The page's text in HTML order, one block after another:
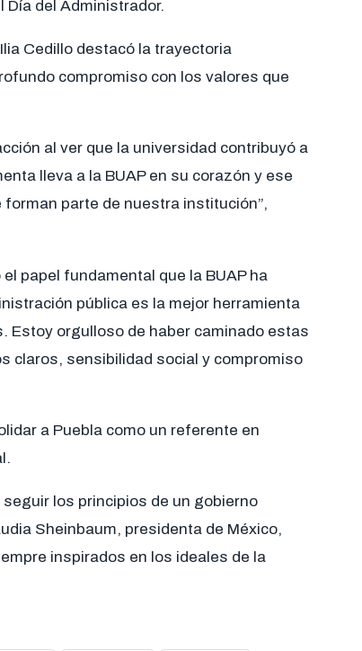
Día del Administrador.
Cedillo destacó la trayectoria
compromiso con los valores que
al ver que la universidad contribuyó a
lleva a la BUAP en su corazón y ese
parte de nuestra institución”,
papel fundamental que la BUAP ha
pública es la mejor herramienta
Estoy orgulloso de haber caminado estas
claros, sensibilidad social y compromiso
a Puebla como un referente en
los principios de un gobierno
Sheinbaum, presidenta de México,
inspirados en los ideales de la